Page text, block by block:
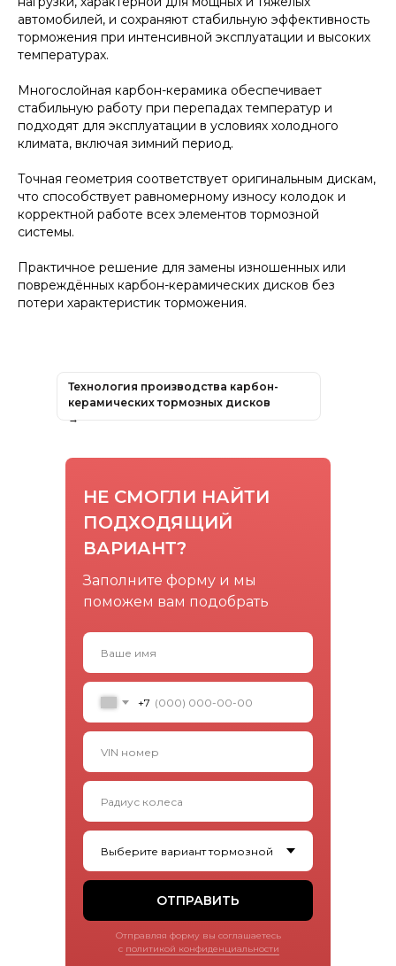
автомобилей, и сохраняют стабильную эффективность
торможения при интенсивной эксплуатации и высоких
температурах.
Многослойная карбон-керамика обеспечивает
стабильную работу при перепадах температур и
подходят для эксплуатации в условиях холодного
климата, включая зимний период.
Точная геометрия соответствует оригинальным дискам,
что способствует равномерному износу колодок и
корректной работе всех элементов тормозной
системы.
Практичное решение для замены изношенных или
повреждённых карбон-керамических дисков без
потери характеристик торможения.
Технология производства карбон-
керамических тормозных дисков
→
НЕ СМОГЛИ НАЙТИ
ПОДХОДЯЩИЙ
ВАРИАНТ?
Заполните форму и мы
поможем вам подобрать
+7
ОТПРАВИТЬ
Отправляя форму вы соглашаетесь
с политикой конфиденциальности